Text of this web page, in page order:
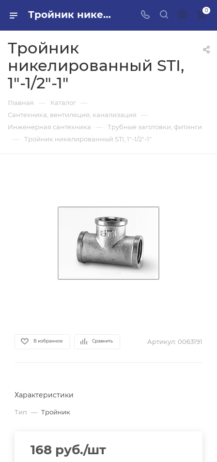
Тройник никелированный STI, 1"-1/2"-1" в ПИЛОН — купить стройматериалы в интернет-магазине ПИЛОН с доставкой оптом и в розницу 0
Тройник
никелированный STI,
1"-1/2"-1"
Главная — Каталог —
Сантехника, вентиляция, канализация —
Инженерная сантехника — Трубные заготовки, фитинги
— Тройник никелированный STI, 1"-1/2"-1"
В избранное Сравнить Артикул: 0063191
Характеристики
Тип — Тройник
168 руб./шт